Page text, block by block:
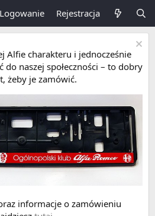
Logowanie Rejestracja
Alfie charakteru i jednocześnie
do naszej społeczności – to dobry
żeby je zamówić.
informacje o zamówieniu